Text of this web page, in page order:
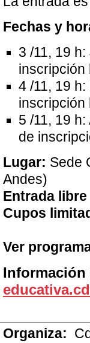
Fechas y
3 /11, 19
inscripción
4 /11, 19
inscripción
5 /11, 19
de
Lugar: Sede
Andes)
Entrada libre
Cupos
Ver
Información
Organiza: